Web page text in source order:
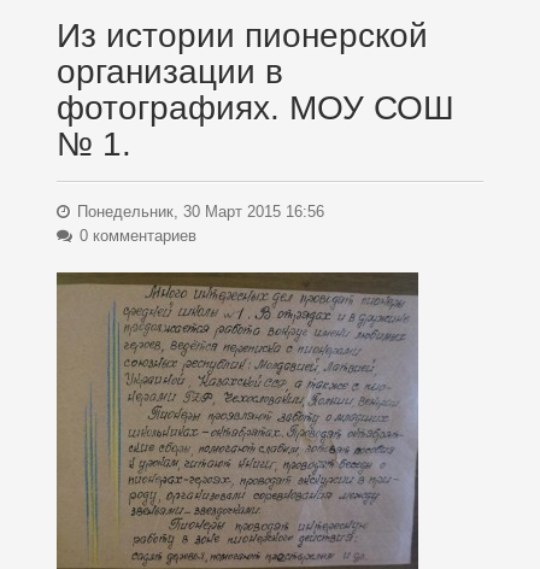
Из истории пионерской
организации в
фотографиях. МОУ СОШ
№ 1.
Понедельник, 30 Март 2015 16:56
0 комментариев